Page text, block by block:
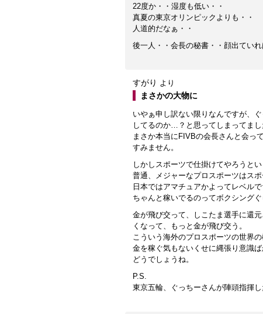
22度か・・湿度も低い・・
真夏の東京オリンピックよりも・・
人道的だなぁ・・
後一人・・会長の秘書・・顔出てい
すがり より
まさかの大物に
いやぁ申し訳ない限りなんですが、
してるのか…？と思ってしまってまし
まさか本当にFIVBの会長さんと会っ
すみません。
しかしスポーツで仕掛けてやろうと
普通、メジャーなプロスポーツはス
日本ではアマチュアかよってレベルで
ちゃんと稼いでるのってボクシングぐ
金が飛び交って、しこたま選手に還
くなって、もっと金が飛び交う。
こういう海外のプロスポーツの世界
金を稼ぐ気もないくせに縄張り意識
どうでしょうね。
P.S.
東京五輪、ぐっちーさんが陣頭指揮